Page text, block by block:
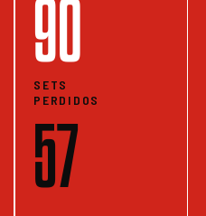
90
SETS
PERDIDOS
57